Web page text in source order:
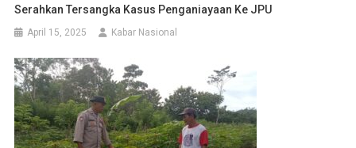
Serahkan Tersangka Kasus Penganiayaan Ke JPU
April 15, 2025 Kabar Nasional